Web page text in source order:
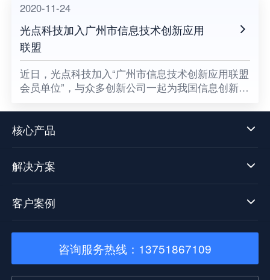
2020-11-24
光点科技加入广州市信息技术创新应用
联盟
​近日，光点科技加入“广州市信息技术创新应用联盟
会员单位”，与众多创新公司一起为我国信息创新发
台技术发展迈向了新阶段。
核心产品
解决方案
客户案例
咨询服务热线：13751867109